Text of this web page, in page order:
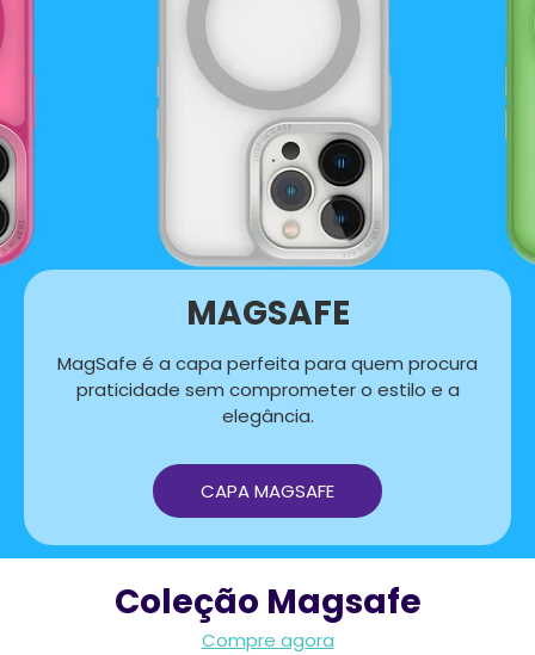
MAGSAFE
MagSafe é a capa perfeita para quem procura
praticidade sem comprometer o estilo e a
elegância.
CAPA MAGSAFE
Coleção Magsafe
Compre agora